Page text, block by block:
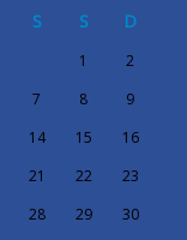
S S D
1
2
7 8
9
14 15
16
21 22
23
28 29
30